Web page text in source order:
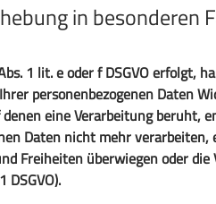
in besonderen
1 lit. e oder f DSGVO erfolgt,
personenbezogenen Daten
eine Verarbeitung beruht,
Daten nicht mehr
Freiheiten überwiegen oder